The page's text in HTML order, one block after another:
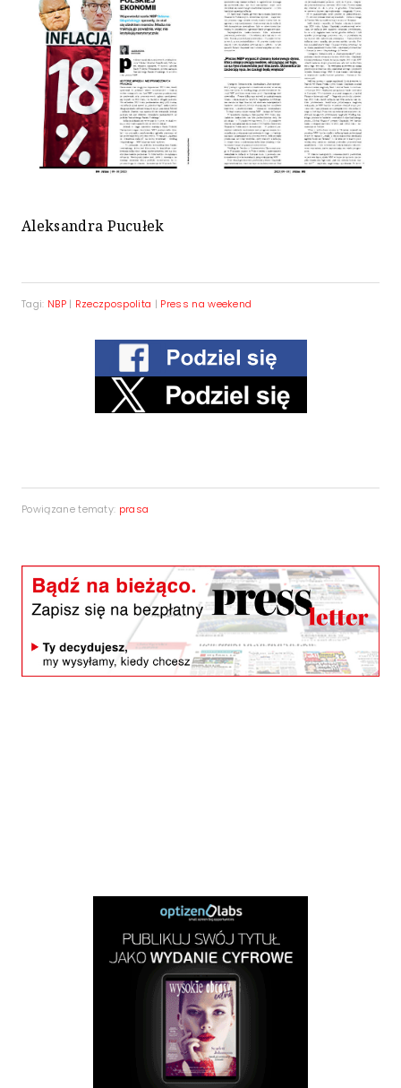
Aleksandra Pucułek
Tagi: NBP| Rzeczpospolita | Press na weekend
Powiązane tematy: prasa